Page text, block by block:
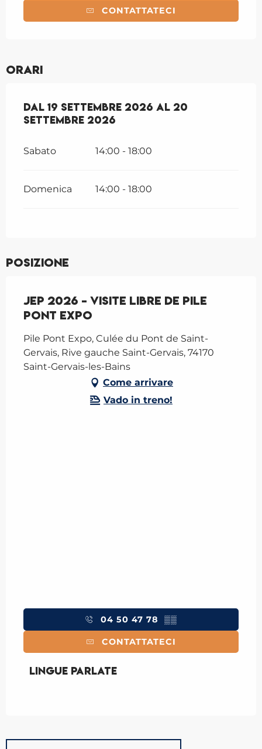
CONTATTATECI
Orari
Dal 19 settembre 2026 al 20 settembre
Dal 19 settembre 2026 al 20
settembre 2026
Sabato 14:00 - 18:00
Domenica 14:00 - 18:00
Posizione
JEP 2026 - Visite libre de Pile
Pont Expo
Pile Pont Expo, Culée du Pont de Saint-
Gervais, Rive gauche Saint-Gervais, 74170
Saint-Gervais-les-Bains
Come arrivare
Vado in treno!
04 50 47 78 ▒▒
CONTATTATECI
Lingue parlate
Lingue parlate